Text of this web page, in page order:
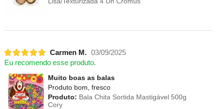
Carmen M. 03/09/2025
Eu recomendo esse produto.
Muito boas as balas
Produto bom, fresco
Produto: Bala Chita Sortida Mastigável 500g
Cory